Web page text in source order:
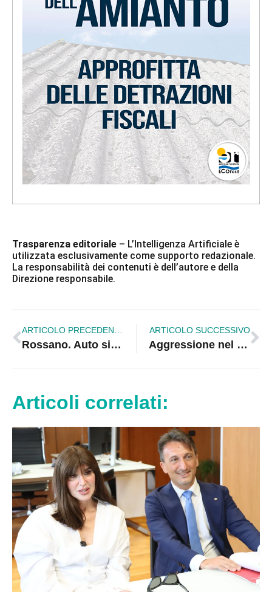
Trasparenza editoriale – L’Intelligenza Artificiale è
utilizzata esclusivamente come supporto redazionale.
La responsabilità dei contenuti è dell’autore e della
Direzione responsabile.
Rossano. Auto si ribalta sul lungomare a Sant’Angelo, ferita una settantenne
ARTICOLO SUCCESSIVO
Aggressione nel carcere di Rossano, agente della Polizia Penitenziaria ferito
Articoli correlati: